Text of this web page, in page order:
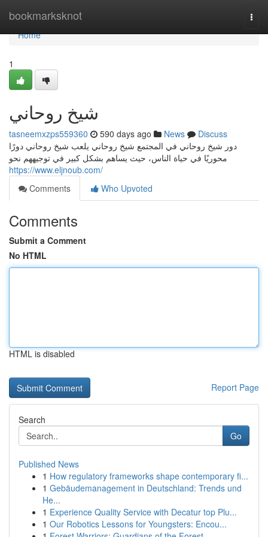
bookmarksknot
Home
Home
1
شيخ روحاني
tasneemxzps559360 590 days ago News
Discuss
دور شيخ روحاني في المجتمع شيخ روحاني يلعب شيخ روحاني دورًا
محوريًا في حياة الناس، حيث يساهم بشكل كبير في توجيههم نحو
https://www.eljnoub.com/
Comments
Who Upvoted
Comments
Submit a Comment
No HTML
HTML is disabled
Report Page
Search
Go
Published News
1 How regulatory frameworks shape contemporary fi...
1 Gebäudemanagement in Deutschland: Trends und
He...
1 Experience Quality Service with Decatur top Plu...
1 Our Robotics Lessons for Youngsters: Encou...